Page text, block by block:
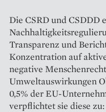
Die CSRD und CSDDD
Transparenz und
Konzentration auf
negative
Umweltauswirkungen
0,5% der EU-
verpflichtet sie diese zu: